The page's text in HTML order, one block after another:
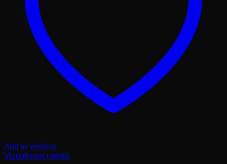
Add to wishlist
Vizualizare rapidă